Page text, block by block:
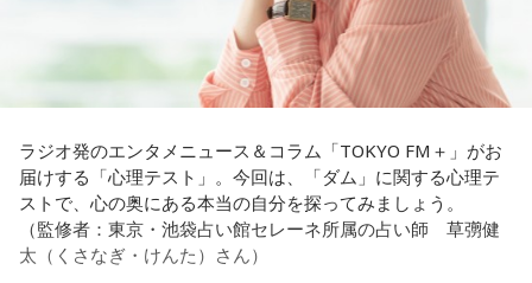
----------------------------------------------------
＜番組概要＞
番組名：JA全農 COUNTDOWN JAPAN
ト
放送日時：毎週土曜 13:00～13:53
パーソナリティ：遠山大輔（グランジ）、潮紗理菜
番組Webサイト：https://www.tfm.co.jp/countdownjapan/
番組公式X：@JA_CDJ
自分の体力、コンディション。「元気」の「気」は中がお米
（氣）だから、しっかり食べて、元気をつけていってくださ
い。それも、仕事のうちです。
パートナーの奥迫協子、パーソナリティの江原啓之
●江原啓之 今夜の格言
1．こぼれてしまわないか……我慢しすぎ度90％
限界が気になったあなた。本音をギリギリまで溜め込んでい
ませんか。「嫌われるかも」という不安から、言葉を飲み込
み続けてきたのでは。でも、あなたが少し本音を見せても、
大切な人は離れていきません。小さな「イヤ」から、言葉に
してみましょう。
2．こんなに必要なのか……我慢しすぎ度45％
水の価値を気にしたあなた。裏を返せば、自分の意見に「言
うほどの価値があるのかな」と、自信を持てずにいるのかも
ラジオ発のエンタメニュース＆コラム「TOKYO FM＋」がお
届けする「心理テスト」。今回は、「ダム」に関する心理テ
ストで、心の奥にある本当の自分を探ってみましょう。
（監修者：東京・池袋占い館セレーネ所属の占い師 草彅健
太（くさなぎ・けんた）さん）